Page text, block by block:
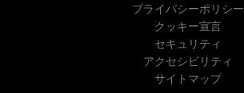
プライバシーポリシー
クッキー宣言
セキュリティ
アクセシビリティ
サイトマップ